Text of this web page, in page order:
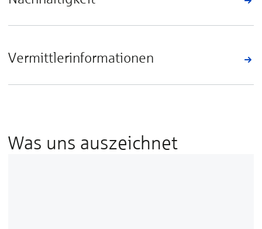
Vermittlerinformationen
Was uns auszeichnet